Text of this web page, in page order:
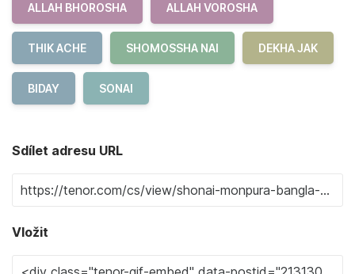
ALLAH BHOROSHA ALLAH VOROSHA
THIK ACHE SHOMOSSHA NAI DEKHA JAK
BIDAY SONAI
Sdílet adresu URL
Vložit